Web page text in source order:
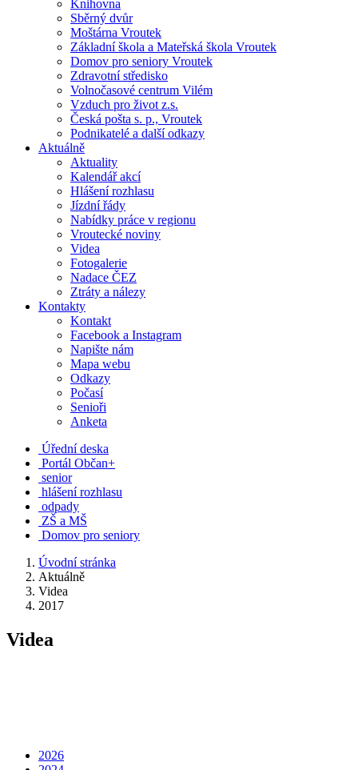
Knihovna
Sběrný dvůr
Moštárna Vroutek
Základní škola a Mateřská škola Vroutek
Domov pro seniory Vroutek
Zdravotní středisko
Volnočasové centrum Vilém
Vzduch pro život z.s.
Česká pošta s. p., Vroutek
Podnikatelé a další odkazy
Aktuálně
Aktuality
Kalendář akcí
Hlášení rozhlasu
Jízdní řády
Nabídky práce v regionu
Vroutecké noviny
Videa
Fotogalerie
Nadace ČEZ
Ztráty a nálezy
Kontakty
Kontakt
Facebook a Instagram
Napište nám
Mapa webu
Odkazy
Počasí
Senioři
Anketa
Úřední deska
Portál Občan+
senior
hlášení rozhlasu
odpady
ZŠ a MŠ
Domov pro seniory
Úvodní stránka
Aktuálně
Videa
2017
Videa
2026